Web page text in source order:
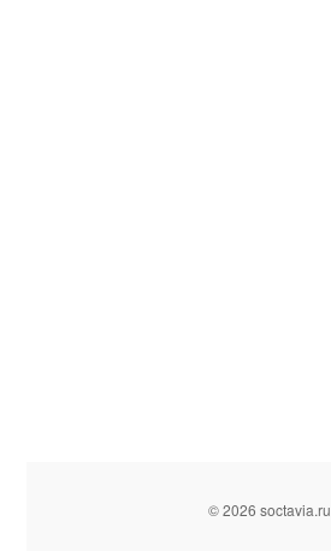
© 2026 soctavia.ru